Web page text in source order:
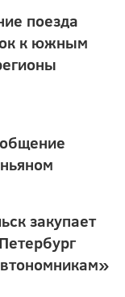
поезда
к южным
закупает